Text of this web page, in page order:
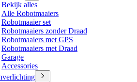
Bekijk alles
Alle Robotmaaiers
Robotmaaier set
Robotmaaiers zonder Draad
Robotmaaiers met GPS
Robotmaaiers met Draad
Garage
Accessories